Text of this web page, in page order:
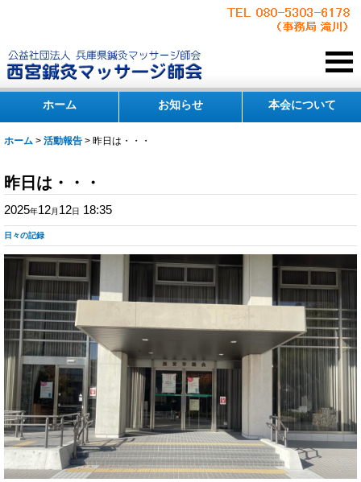
ホーム お知らせ 本会について
ホーム > 活動報告 > 昨日は・・・
昨日は・・・
2025年12月 12日 18:35
日々の記録